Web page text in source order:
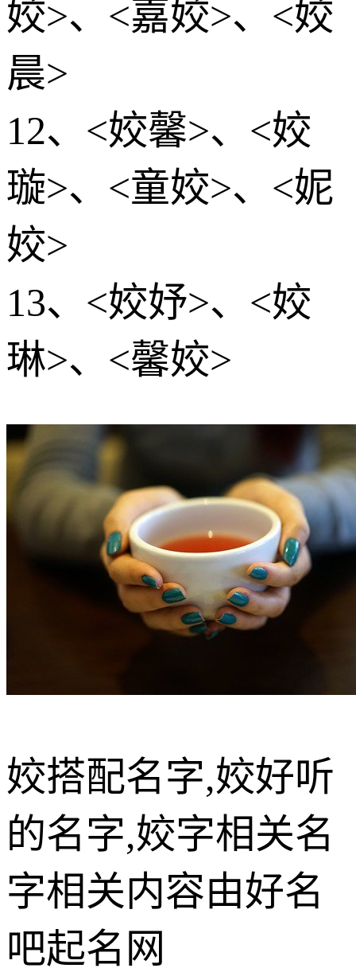
姣>、<嘉姣>、<姣
晨>
12、<姣馨>、<姣
璇>、<童姣>、<妮
姣>
13、<姣妤>、<姣
琳>、<馨姣>
姣搭配名字,姣好听
的名字,姣字相关名
字相关内容由好名
吧起名网